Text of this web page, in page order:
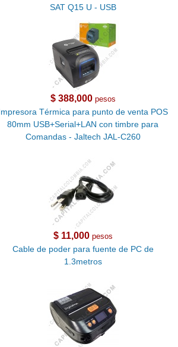
SAT Q15 U - USB
$ 388,000pesos
Térmica para punto de venta POS
80mm USB+Serial+LAN con timbre para
Comandas - Jaltech JAL-C260
$ 11,000pesos
Cable de poder para fuente de PC de
1.3metros